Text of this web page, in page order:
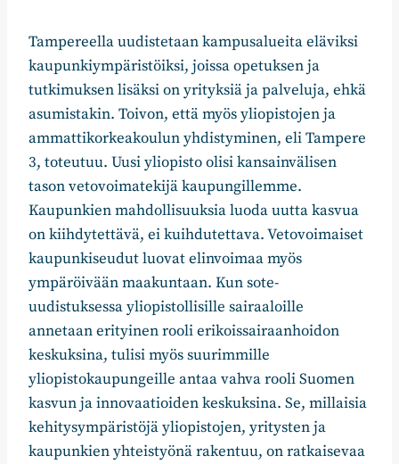
Tampereella uudistetaan kampusalueita eläviksi
kaupunkiympäristöiksi, joissa opetuksen ja
tutkimuksen lisäksi on yrityksiä ja palveluja, ehkä
asumistakin. Toivon, että myös yliopistojen ja
ammattikorkeakoulun yhdistyminen, eli Tampere
3, toteutuu. Uusi yliopisto olisi kansainvälisen
tason vetovoimatekijä kaupungillemme.
Kaupunkien mahdollisuuksia luoda uutta kasvua
on kiihdytettävä, ei kuihdutettava. Vetovoimaiset
kaupunkiseudut luovat elinvoimaa myös
ympäröivään maakuntaan. Kun sote-
uudistuksessa yliopistollisille sairaaloille
annetaan erityinen rooli erikoissairaanhoidon
keskuksina, tulisi myös suurimmille
yliopistokaupungeille antaa vahva rooli Suomen
kasvun ja innovaatioiden keskuksina. Se, millaisia
kehitysympäristöjä yliopistojen, yritysten ja
kaupunkien yhteistyönä rakentuu, on ratkaisevaa